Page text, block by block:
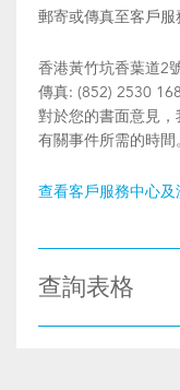
郵寄或傳真至客戶服
香港黃竹坑香葉道2
傳真: (852) 2530
對於您的書面意見
有關事件所需的時間。
查看客戶服務中心
查詢表格